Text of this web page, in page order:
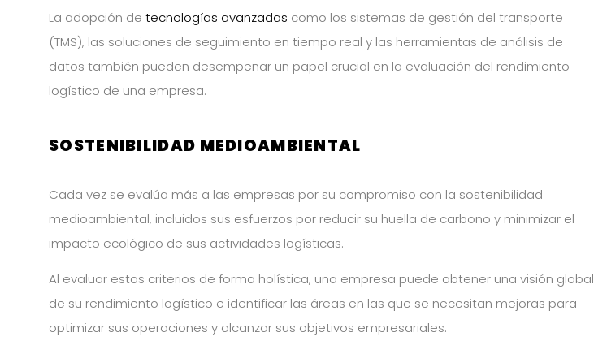
La adopción de tecnologías avanzadas como los sistemas de gestión del transporte
(TMS), las soluciones de seguimiento en tiempo real y las herramientas de análisis de
datos también pueden desempeñar un papel crucial en la evaluación del rendimiento
logístico de una empresa.
SOSTENIBILIDAD MEDIOAMBIENTAL
Cada vez se evalúa más a las empresas por su compromiso con la sostenibilidad
medioambiental, incluidos sus esfuerzos por reducir su huella de carbono y minimizar el
impacto ecológico de sus actividades logísticas.
Al evaluar estos criterios de forma holística, una empresa puede obtener una visión global
de su rendimiento logístico e identificar las áreas en las que se necesitan mejoras para
optimizar sus operaciones y alcanzar sus objetivos empresariales.